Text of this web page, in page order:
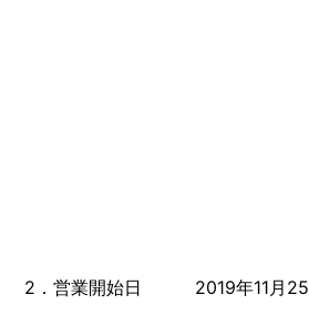
2．営業開始日 2019年11月25